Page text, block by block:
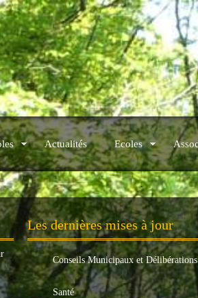
Actualités Ecoles
.
Les dernières mises à jour
Conseils Municipaux et
Santé